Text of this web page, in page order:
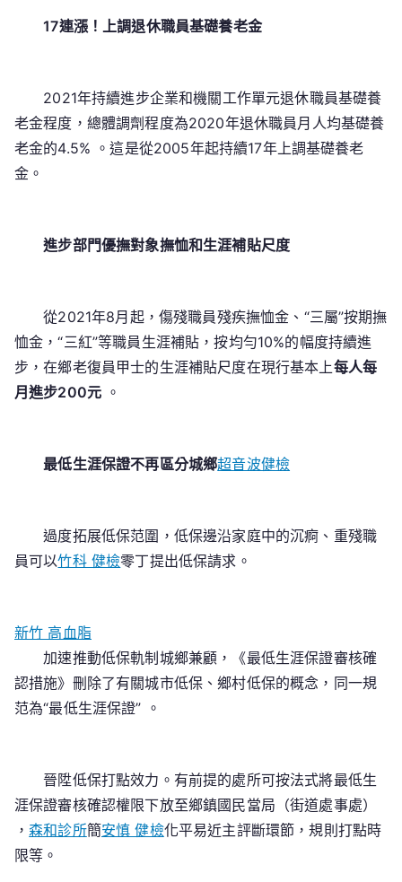
17連漲！上調退休職員基礎養老金
2021年持續進步企業和機關工作單元退休職員基礎養
老金程度，總體調劑程度為2020年退休職員月人均基礎養
老金的4.5% 。這是從2005年起持續17年上調基礎養老
金。
進步部門優撫對象撫恤和生涯補貼尺度
從2021年8月起，傷殘職員殘疾撫恤金、“三屬”按期撫
恤金，“三紅”等職員生涯補貼，按均勻10%的幅度持續進
步，在鄉老復員甲士的生涯補貼尺度在現行基本上每人每
月進步200元 。
最低生涯保證不再區分城鄉超音波健檢
過度拓展低保范圍，低保邊沿家庭中的沉痾、重殘職
員可以竹科 健檢零丁提出低保請求。
新竹 高血脂
加速推動低保軌制城鄉兼顧，《最低生涯保證審核確
認措施》刪除了有關城市低保、鄉村低保的概念，同一規
范為“最低生涯保證” 。
晉陞低保打點效力。有前提的處所可按法式將最低生
涯保證審核確認權限下放至鄉鎮國民當局（街道處事處）
，森和診所簡安慎 健檢化平易近主評斷環節，規則打點時
限等。